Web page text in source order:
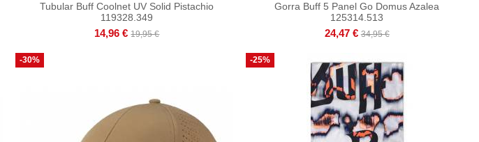
Tubular Buff Coolnet UV Solid Pistachio
119328.349
14,96 € 19,95 €
Gorra Buff 5 Panel Go Domus Azalea
125314.513
24,47 € 34,95 €
-30% -25%